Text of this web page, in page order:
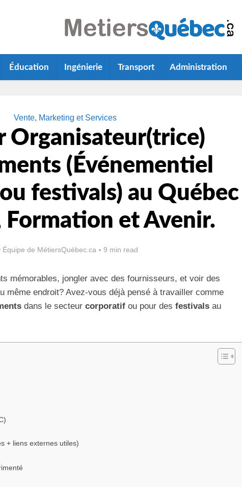
Éducation Ingénierie Transport Administration
Vente, Marketing et Services
Organisateur(trice)
(Événementiel
festivals) au Québec
Formation et Avenir.
Équipe de MétiersQuébec.ca 9 min read
mémorables, jongler avec des fournisseurs, et voir des
même endroit? Avez-vous déjà pensé à travailler comme
dans le secteur corporatif ou pour des festivals au
+ liens externes utiles)